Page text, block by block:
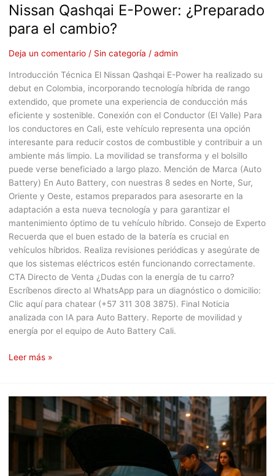
Nissan Qashqai E-Power: ¿Preparado
para el cambio?
Deja un comentario / Sin categoría / admin
Introducción Técnica El Nissan Qashqai E-Power ha realizado su
debut en Colombia, incorporando tecnología híbrida de rango
extendido, que promete una experiencia de conducción más
eficiente y sostenible. Conexión con el Conductor (El Valle) Para
los conductores en Cali, este vehículo representa una opción
interesante para reducir costos de combustible y contribuir a un
ambiente más limpio. La movilidad se transforma y el bolsillo
puede verse beneficiado a largo plazo. Mención de Marca (Auto
Battery) En Auto Battery, con nuestras 8 sedes en Norte, Sur,
Oriente y Oeste, estamos preparados para asesorarte en la
adaptación a esta nueva tecnología y para garantizar el
mantenimiento óptimo de tu vehículo híbrido. Consejo de Experto
Recuerda que el buen estado de la batería es crucial en
vehículos híbridos. Realiza revisiones periódicas y asegúrate de
que los sistemas eléctricos estén funcionando correctamente.
CTA Directo de Venta ¿Dudas con la energía de tu carro?
Escríbenos directo al WhatsApp para un diagnóstico o domicilio:
Clic aquí para chatear (+57 311 308 3875). Final Noticia
analizada con IA para Auto Battery. Reporte de movilidad y
energía por el equipo de Auto Battery Cali.
Leer más »
Innovación
Híbrida